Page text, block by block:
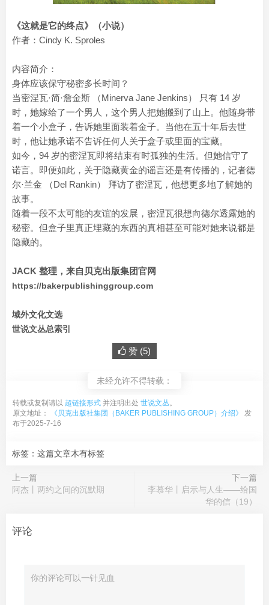
《这就是它的终点》（小说）
作者：Cindy K. Sproles
内容简介：
身体应该保守秘密多长时间？
当密涅瓦·简·詹金斯 （Minerva Jane Jenkins） 只有 14 岁
时，她嫁给了一个男人，这个男人把她搬到了山上。他随身带
着一个小盒子，告诉她里面装着金子。当他在五十年后去世
时，他让她承诺不告诉任何人关于盒子或里面的宝藏。
如今，94 岁的密涅瓦即将结束有时孤独的生活。但她信守了
诺言。即便如此，关于隐藏黄金的谣言还是有传播的，记者德
尔·兰金 （Del Rankin） 拜访了密涅瓦，他想更多地了解她的
故事。
随着一段不太可能的友谊的发展，密涅瓦很想向德尔透露她的
秘密。但盒子里真正埋藏的东西的真相甚至可能对她来说都是
隐藏的。
JACK 整理，来自贝克出版集团官网
https://bakerpublishinggroup.com
域外文化文选
世说文丛总索引
赞 (5)
未经允许不得转载：
转载或复制请以 超链接形式 并注明出处 世说文丛。
原文地址：
《贝克出版社集团（BAKER PUBLISHING GROUP）介绍》
发
布于2025-7-16
标签：这篇文章木有标签
上一篇
阿杰丨两约之间的沉默期
下一篇
李慕华丨启示与人生——给国
华的信（19）
评论